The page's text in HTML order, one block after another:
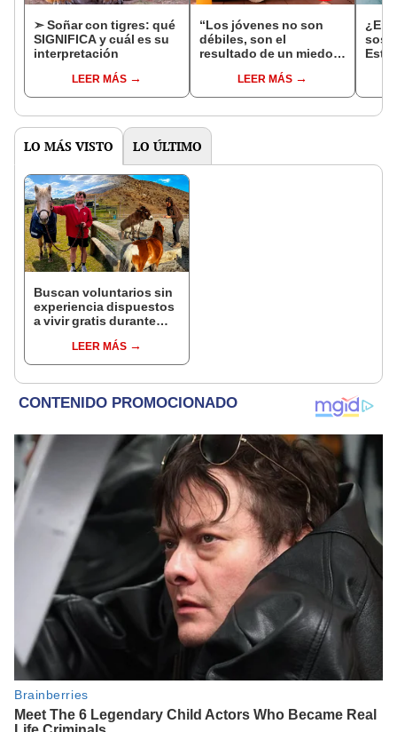
➣ Soñar con tigres: qué
SIGNIFICA y cuál es su
interpretación
LEER MÁS
“Los jóvenes no son
débiles, son el
resultado de un miedo
crianza”, afirma
especialista
LEER MÁS
Esto
LO MÁS VISTO LO ÚLTIMO
Buscan voluntarios sin
experiencia dispuestos
a vivir gratis durante
cuidar caballos, burros
y otros animales
LEER MÁS